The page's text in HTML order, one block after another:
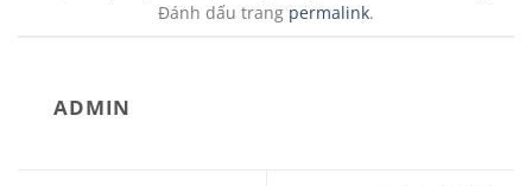
Đánh dấu trang permalink.
ADMIN